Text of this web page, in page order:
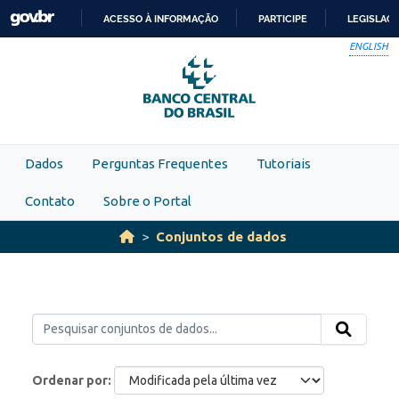
Skip to main content
PARA
O
CONTEÚDO
ACESSO À INFORMAÇÃO PARTICIPE
ENGLISH
Dados Perguntas Frequentes Tutoriais
Contato Sobre o Portal
Conjuntos de dados
Ordenar por